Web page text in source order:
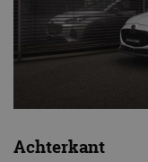
Achterkant